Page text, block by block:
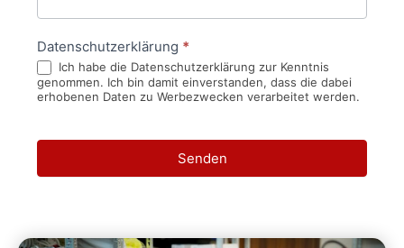
Datenschutzerklärung *
Ich habe die Datenschutzerklärung zur Kenntnis
genommen. Ich bin damit einverstanden, dass die dabei
erhobenen Daten zu Werbezwecken verarbeitet werden.
Senden